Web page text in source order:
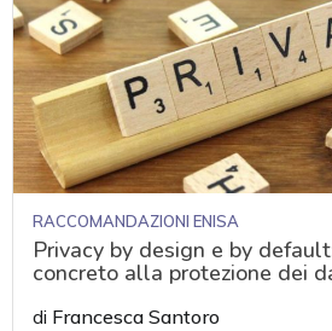
RACCOMANDAZIONI ENISA
Privacy by design e by
concreto alla protezione dei
di Francesca Santoro